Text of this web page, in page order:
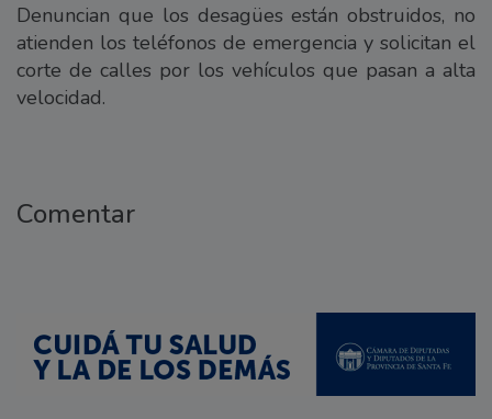
Denuncian que los desagües están obstruidos, no
atienden los teléfonos de emergencia y solicitan el
corte de calles por los vehículos que pasan a alta
velocidad.
Comentar